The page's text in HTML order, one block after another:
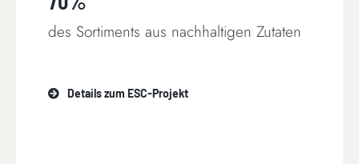
des Sortiments aus nachhaltigen Zutaten
Details zum ESC-Projekt